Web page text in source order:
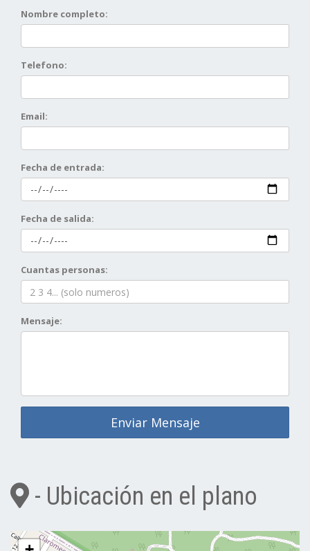
Nombre completo:
Telefono:
Email:
Fecha de entrada:
Fecha de salida:
Cuantas personas:
Mensaje:
Enviar Mensaje
- Ubicación en el plano